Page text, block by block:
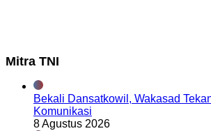
Mitra TNI
Bekali Dansatkowil, Wakasad
Komunikasi
8 Agustus 2026